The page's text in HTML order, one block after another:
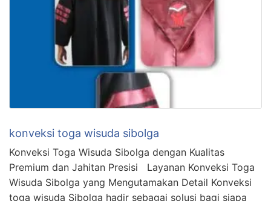
konveksi toga wisuda sibolga
Konveksi Toga Wisuda Sibolga dengan Kualitas
Premium dan Jahitan Presisi Layanan Konveksi Toga
Wisuda Sibolga yang Mengutamakan Detail Konveksi
toga wisuda Sibolga hadir sebagai solusi bagi siapa